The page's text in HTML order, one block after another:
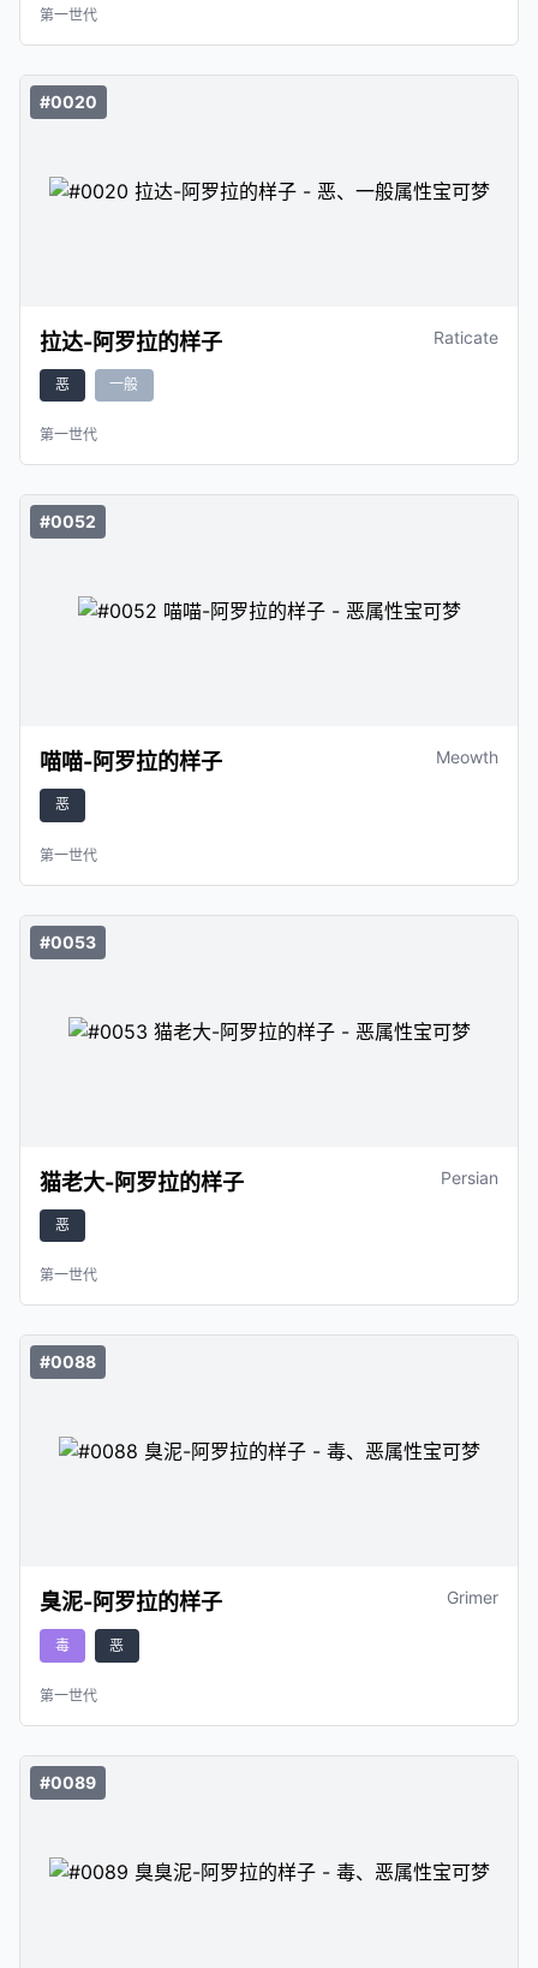
第一世代
#0020
拉达-阿罗拉的样子 Raticate
恶 一般
第一世代
#0052
喵喵-阿罗拉的样子 Meowth
恶
第一世代
#0053
猫老大-阿罗拉的样子 Persian
恶
第一世代
#0088
臭泥-阿罗拉的样子 Grimer
毒 恶
第一世代
#0089